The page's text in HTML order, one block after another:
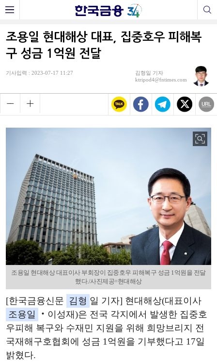
조용일 현대해상 대표, 집중호우 피해복
구 성금 1억원 전달
기사입력 : 2023-07-17 11:27
김형일 기자
ktripod4@fntimes.com
조용일 현대해상 대표이사 부회장이 집중호우 피해복구 성금 1억원을 전달
했다./사진제공=현대해상
[한국금융신문 김형 일 기자] 현대해상(대표이사
조용일
‧이성재)은 전국 각지에서 발생한 집중호
우피해 복구와 수재민 지원을 위해 희망브리지 전
국재해구호협회에 성금 1억원을 기부했다고 17일
밝혔다.